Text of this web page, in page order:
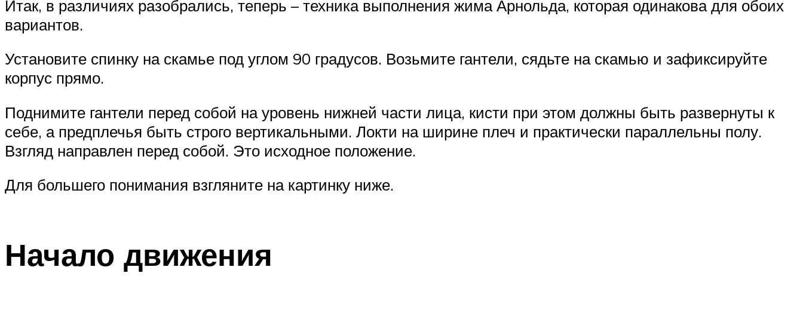
Итак, в различиях разобрались, теперь – техника выполнения жима Арнольда, которая одинакова для обоих
вариантов.
Установите спинку на скамье под углом 90 градусов. Возьмите гантели, сядьте на скамью и зафиксируйте
корпус прямо.
Поднимите гантели перед собой на уровень нижней части лица, кисти при этом должны быть развернуты к
себе, а предплечья быть строго вертикальными. Локти на ширине плеч и практически параллельны полу.
Взгляд направлен перед собой. Это исходное положение.
Для большего понимания взгляните на картинку ниже.
Начало движения